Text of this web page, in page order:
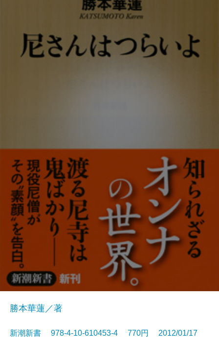
勝本華蓮／著
新潮新書 978-4-10-610453-4 770円 2012/01/17